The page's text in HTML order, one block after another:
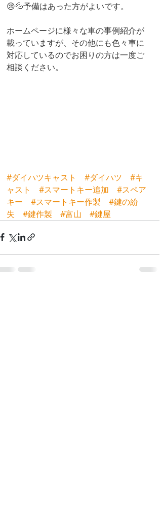
😢💦予備はあった方がよいです。
ホームページに様々な車の事例紹介が
載っていますが、その他にも色々車に
対応しているのでお困りの方は一度ご
相談ください。
#ダイハツキャスト #ダイハツ
#キ
ャスト
#スマートキー追加
#スペア
キー
#スマートキー作製
#鍵の紛
失
#鍵作製 #富山 #鍵屋